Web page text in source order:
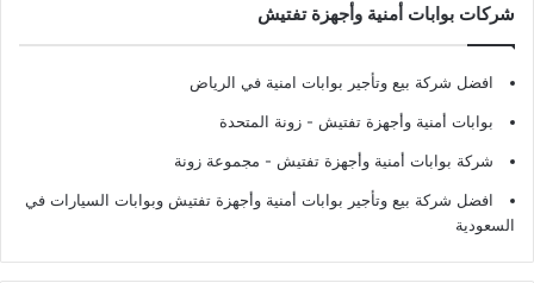
شركات بوابات أمنية وأجهزة تفتيش
افضل شركة بيع وتأجير بوابات امنية في الرياض
بوابات أمنية وأجهزة تفتيش - زونة المتحدة
شركة بوابات أمنية وأجهزة تفتيش - مجموعة زونة
افضل شركة بيع وتأجير بوابات أمنية وأجهزة تفتيش وبوابات السيارات في
السعودية